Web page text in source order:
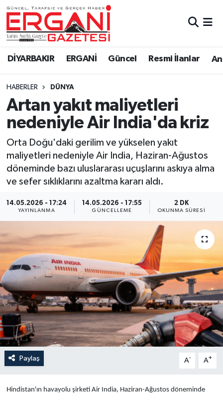
DİYARBAKIR ERGANİ Güncel Resmi İlanlar
HABERLER DÜNYA
Artan yakıt maliyetleri
nedeniyle Air India'da kriz
Orta Doğu'daki gerilim ve yükselen yakıt
maliyetleri nedeniyle Air India, Haziran-Ağustos
döneminde bazı uluslararası uçuşlarını askıya alma
ve sefer sıklıklarını azaltma kararı aldı.
14.05.2026 - 17:24
YAYINLANMA
14.05.2026 - 17:55
GÜNCELLEME
2 DK
OKUNMA SÜRESI
Paylaş A- A+
Hindistan'ın havayolu şirketi Air India, Haziran-Ağustos döneminde
DİYARBAKIR
BİSMİL
BAĞLAR
ERGANİ
Güncel
Eği̇ti̇m
Resmi İlanlar
Sağlık
Anali̇z
Bi̇li̇m & Teknoloji̇
Dünya
Eği̇ti̇m
Ergani Nöbetçi Eczaneler
Ergani Hava Durumu
Ergani Trafik Yoğunluk Haritası
Süper Lig Puan Durumu ve Fikstür
Tüm Manşetler
Son Dakika Haberleri